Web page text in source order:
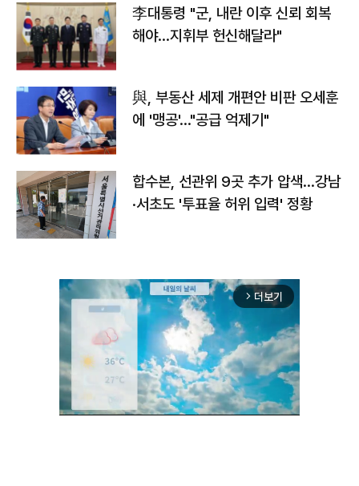
李대통령 "군, 내란 이후 신뢰 회복
해야…지휘부 헌신해달라"
與, 부동산 세제 개편안 비판 오세훈
에 '맹공'…"공급 억제기"
합수본, 선관위 9곳 추가 압색…강남
·서초도 '투표율 허위 입력' 정황
arrow_forward_ios 더보기